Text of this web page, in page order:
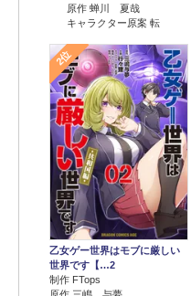
原作 蝉川 夏哉
キャラクター原案 転
2位
乙女ゲー世界はモブに厳しい
世界です【…2
制作 FTops